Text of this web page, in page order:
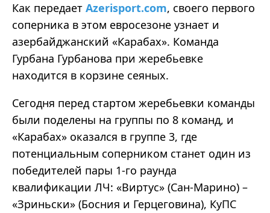
Как передает Аzerisport.com, своего первого
соперника в этом евросезоне узнает и
азербайджанский «Карабах». Команда
Гурбана Гурбанова при жеребьевке
находится в корзине сеяных.
Сегодня перед стартом жеребьевки команды
были поделены на группы по 8 команд, и
«Карабах» оказался в группе 3, где
потенциальным соперником станет один из
победителей пары 1-го раунда
квалификации ЛЧ: «Виртус» (Сан-Марино) –
«Зриньски» (Босния и Герцеговина), КуПС